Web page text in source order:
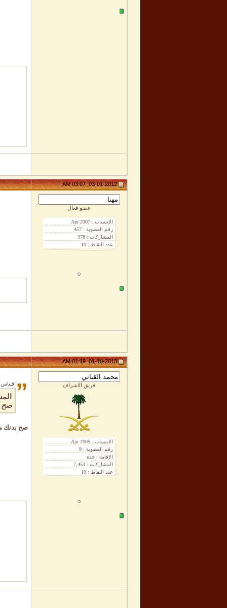
03-01-2012, 03:07 AM
عضو فعال
01-10-2013, 01:19 AM
فريق الاشراف ” اقتباس:
صح
صح بدنك